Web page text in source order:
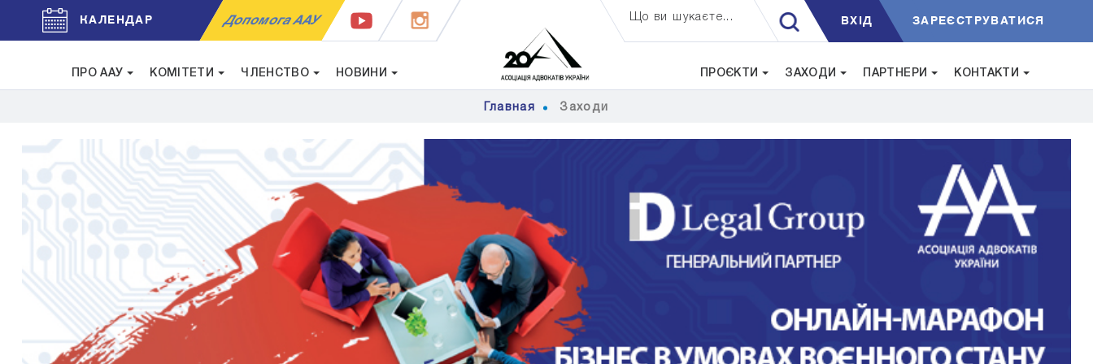
КАЛЕНДАР Допомога ААУ Що ви шукаєте... ВXIД ЗАРЕЄСТРУВАТИСЯ
ПРО ААУ КОМІТЕТИ ЧЛЕНСТВО НОВИНИ ПРОЄКТИ ЗАХОДИ ПАРТНЕРИ КОНТАКТИ
Главная Заходи